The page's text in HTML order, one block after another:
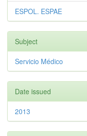
ESPOL. ESPAE
Subject
Servicio Médico
Date issued
2013